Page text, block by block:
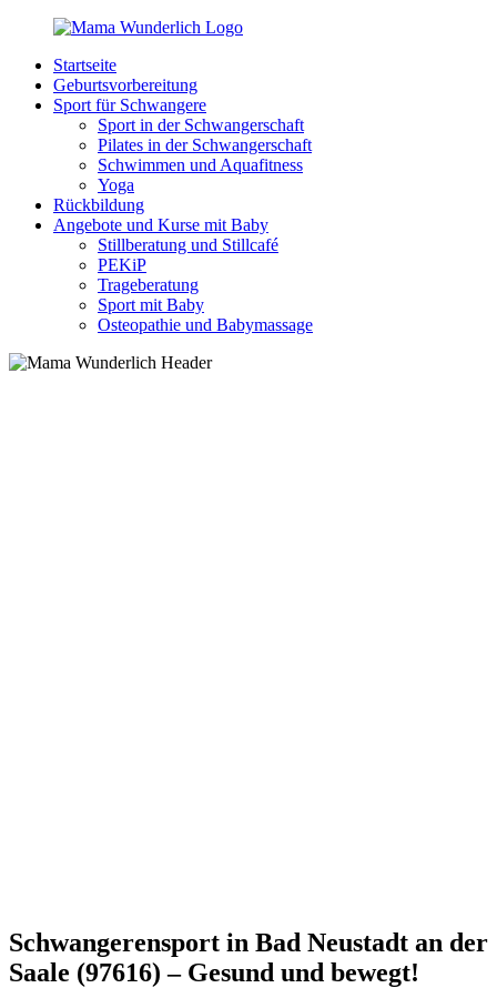
Zurück
Inhalt
MamaWunderlich.de
Mutti
sein
wunderbar!
Startseite
Geburtsvorbereitung
Sport für Schwangere
Sport in der Schwangerschaft
Pilates in der Schwangerschaft
Schwimmen und Aquafitness
Yoga
Rückbildung
Angebote und Kurse mit Baby
Stillberatung und Stillcafé
PEKiP
Trageberatung
Sport mit Baby
Osteopathie und Babymassage
Schwangerensport in Bad Neustadt an der
Saale (97616) – Gesund und bewegt!